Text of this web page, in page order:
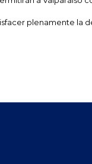
plenamente la